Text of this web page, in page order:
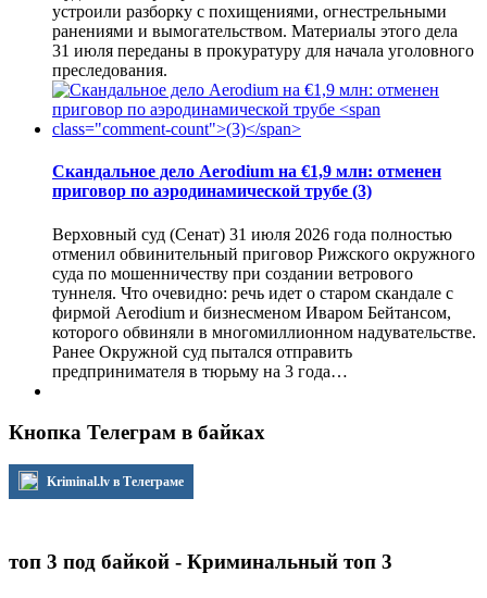
устроили разборку с похищениями, огнестрельными
ранениями и вымогательством. Материалы этого дела
31 июля переданы в прокуратуру для начала уголовного
преследования.
Скандальное дело Aerodium на €1,9 млн: отменен
приговор по аэродинамической трубе (3)
Верховный суд (Сенат) 31 июля 2026 года полностью
отменил обвинительный приговор Рижского окружного
суда по мошенничеству при создании ветрового
туннеля. Что очевидно: речь идет о старом скандале с
фирмой Aerodium и бизнесменом Иваром Бейтансом,
которого обвиняли в многомиллионном надувательстве.
Ранее Окружной суд пытался отправить
предпринимателя в тюрьму на 3 года…
Кнопка Телеграм в байках
Kriminal.lv в Телеграме
топ 3 под байкой - Криминальный топ 3